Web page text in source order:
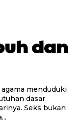
dan
dasar
Seks bukan